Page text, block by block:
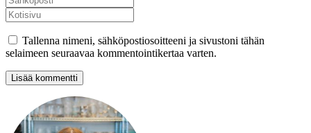
Tallenna nimeni, sähköpostiosoitteeni ja sivustoni tähän
selaimeen seuraavaa kommentointikertaa varten.